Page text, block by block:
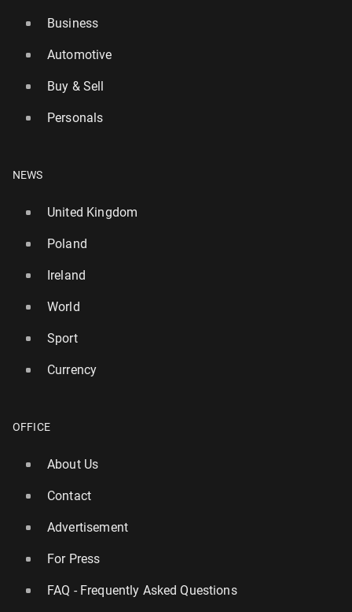
Business
Automotive
Buy & Sell
Personals
NEWS
United Kingdom
Poland
Ireland
World
Sport
Currency
OFFICE
About Us
Contact
Advertisement
For Press
FAQ - Frequently Asked Questions